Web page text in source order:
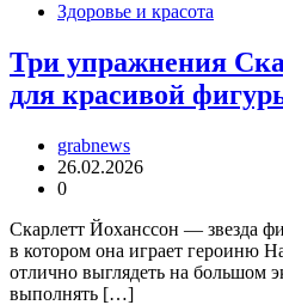
Здоровье и красота
Три упражнения
для красивой
grabnews
26.02.2026
0
Скарлетт Йоханссон — звезда
в котором она играет героиню
отлично выглядеть на большом
выполнять […]